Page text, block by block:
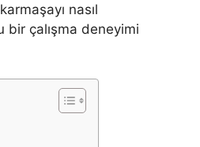
nasıl
bir çalışma deneyimi